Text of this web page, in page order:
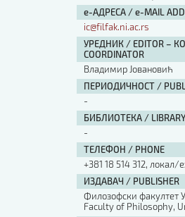
е-АДРЕСА / e-MAIL
ic@filfak.ni.ac.rs
УРЕДНИК / EDITOR –
COORDINATOR
Владимир Јовановић
ПЕРИОДИЧНОСТ /
-
БИБЛИОТЕКА / LIBRARY
-
ТЕЛЕФОН / PHONE
+381 18 514 312, локал/
ИЗДАВАЧ / PUBLISHER
Филозофски факултет
Faculty of Philosophy,